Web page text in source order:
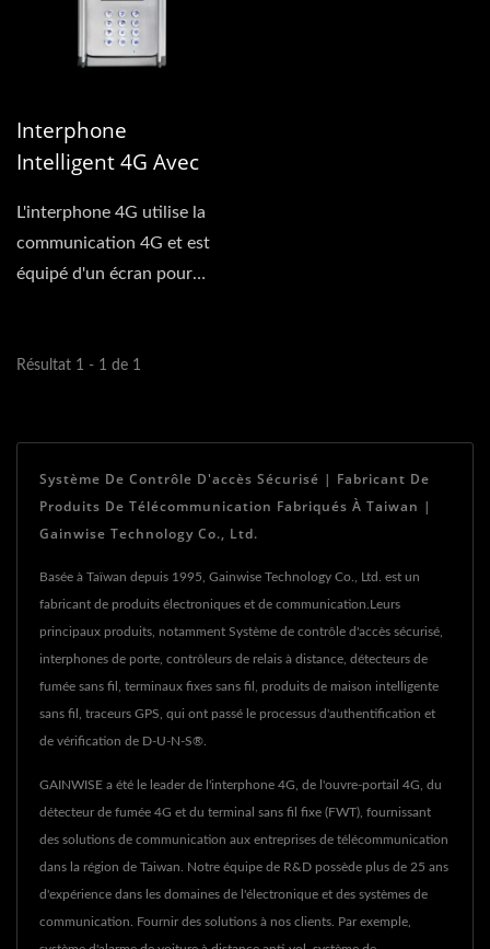
Interphone
Intelligent 4G Avec
L'interphone 4G utilise la
communication 4G et est
équipé d'un écran pour
Résultat 1 - 1 de 1
Système De Contrôle D'accès Sécurisé | Fabricant De
Produits De Télécommunication Fabriqués À Taiwan |
Gainwise Technology Co., Ltd.
Basée à Taïwan depuis 1995, Gainwise Technology Co., Ltd. est un
fabricant de produits électroniques et de communication.Leurs
principaux produits, notamment Système de contrôle d'accès sécurisé,
interphones de porte, contrôleurs de relais à distance, détecteurs de
fumée sans fil, terminaux fixes sans fil, produits de maison intelligente
sans fil, traceurs GPS, qui ont passé le processus d'authentification et
de vérification de D-U-N-S®.
GAINWISE a été le leader de l'interphone 4G, de l'ouvre-portail 4G, du
détecteur de fumée 4G et du terminal sans fil fixe (FWT), fournissant
des solutions de communication aux entreprises de télécommunication
dans la région de Taiwan. Notre équipe de R&D possède plus de 25 ans
d'expérience dans les domaines de l'électronique et des systèmes de
communication. Fournir des solutions à nos clients. Par exemple,